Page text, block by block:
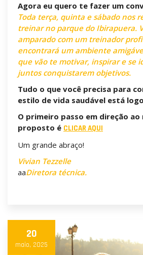
Agora eu quero te fazer um
Toda terça, quinta e sábado nos
treinar no parque do Ibirapuera.
amparado com um treinador
encontrará um ambiente
que vão te motivar, inspirar e se
juntos conquistarem objetivos.
Tudo o que você precisa para
estilo de vida saudável está
O primeiro passo em direção ao
proposto é CLICAR AQUI
Um grande abraço!
Vivian Tezzelle
aaDiretora técnica.
20
maio, 2025